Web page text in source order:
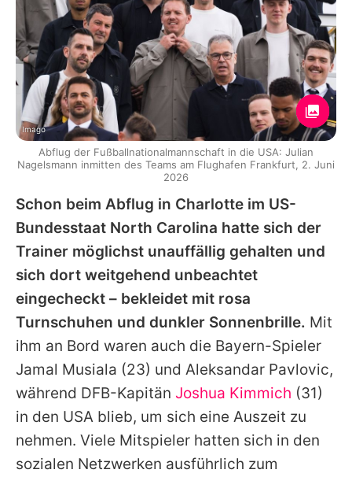
Schon beim Abflug in Charlotte im US-
Bundesstaat North Carolina hatte sich der
Trainer möglichst unauffällig gehalten und
sich dort weitgehend unbeachtet
eingecheckt – bekleidet mit rosa
Turnschuhen und dunkler Sonnenbrille. Mit
ihm an Bord waren auch die Bayern-Spieler
Jamal Musiala (23) und Aleksandar Pavlovic,
während DFB-Kapitän Joshua Kimmich (31)
in den USA blieb, um sich eine Auszeit zu
nehmen. Viele Mitspieler hatten sich in den
sozialen Netzwerken ausführlich zum
Imago
Abflug der Fußballnationalmannschaft in die USA: Julian
Nagelsmann inmitten des Teams am Flughafen Frankfurt, 2. Juni
2026